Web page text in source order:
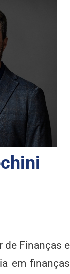
de Finanças e
em finanças